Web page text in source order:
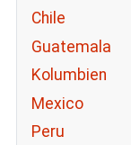
Chile
Guatemala
Kolumbien
Mexico
Peru